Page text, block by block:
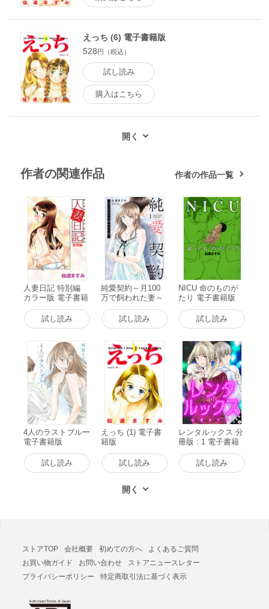
えっち (6) 電子書籍版
528円（税込）
試し読み
購入はこちら
作者の関連作品 作者の作品一覧
人妻日記 特別編
カラー版 電子書籍
試し読み
純愛契約～月100
万で飼われた妻～
(1) 電子書籍版
試し読み
NICU 命のものが
たり 電子書籍版
試し読み
4人のラストブルー
電子書籍版
試し読み
えっち (1) 電子書
籍版
試し読み
レンタルックス 分
冊版 : 1 電子書籍
試し読み
ストアTOP 会社概要 初めての方へ
よくあるご質問
お買い物ガイド
お問い合わせ
ストアニュースレター
プライバシーポリシー
特定商取引法に基づく表示